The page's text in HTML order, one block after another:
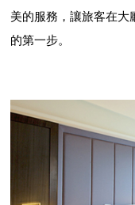
美的服務，讓旅客在大
的第一步。